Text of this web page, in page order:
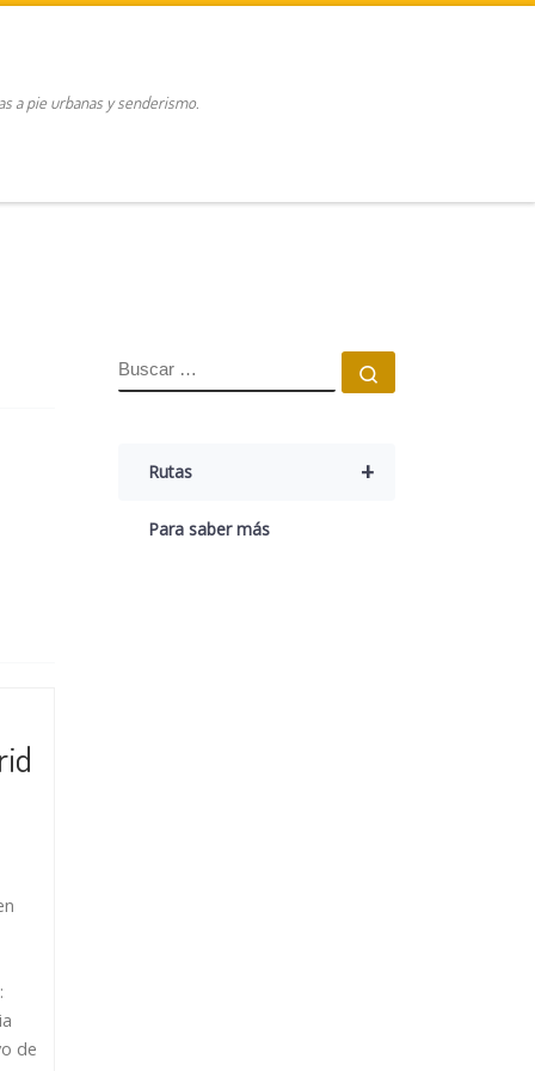
a pie urbanas y senderismo.
de
BUSCAR
+
Rutas
Para saber más